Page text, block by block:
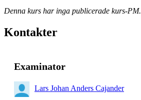
Denna kurs har inga publicerade kurs-PM.
Kontakter
Examinator
Lars Johan Anders Cajander